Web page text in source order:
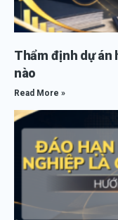
Thẩm định dự án
nào
Read More »